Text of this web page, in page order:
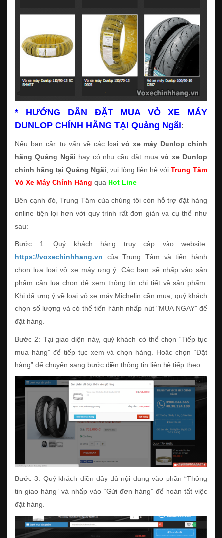
* HƯỚNG DẪN ĐẶT MUA VỎ XE MÁY
DUNLOP CHÍNH HÃNG TẠI Quảng Ngãi:
Nếu bạn cần tư vấn về các loại vỏ xe máy Dunlop chính
hãng Quảng Ngãi hay có nhu cầu đặt muavỏ xe Dunlop
chính hãng tại Quảng Ngãi, vui lòng liên hệ với Trung Tâm
Vỏ Xe Máy Chính Hãng qua Hot Line
Bên cạnh đó, Trung Tâm của chúng tôi còn hỗ trợ đặt hàng
online tiện lợi hơn với quy trình rất đơn giản và cụ thể như
sau:
Bước 1: Quý khách hàng truy cập vào website:
https://voxechinhhang.vn của Trung Tâm và tiến hành
chọn lựa loại vỏ xe máy ưng ý. Các bạn sẽ nhấp vào sản
phẩm cần lựa chọn để xem thông tin chi tiết về sản phẩm.
Khi đã ưng ý về loại vỏ xe máy Michelin cần mua, quý khách
chọn số lượng và có thể tiến hành nhấp nút "MUA NGAY" để
đặt hàng.
Bước 2: Tại giao diện này, quý khách có thể chọn “Tiếp tục
mua hàng” để tiếp tục xem và chọn hàng. Hoặc chọn “Đặt
hàng” để chuyển sang bước điền thông tin liên hệ tiếp theo.
Bước 3: Quý khách điền đầy đủ nội dung vào phần “Thông
tin giao hàng” và nhấp vào “Gửi đơn hàng” để hoàn tất việc
đặt hàng.